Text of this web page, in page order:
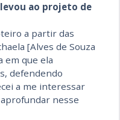
ao projeto de
a partir das
[Alves de Souza
em que ela
defendendo
a me interessar
nesse